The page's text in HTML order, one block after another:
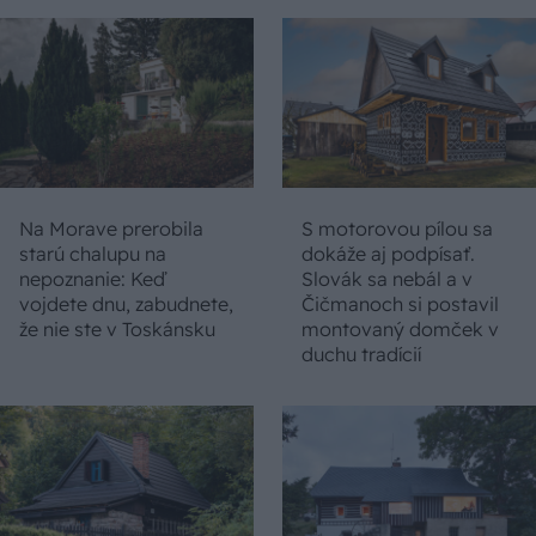
Na Morave prerobila
starú chalupu na
nepoznanie: Keď
vojdete dnu, zabudnete,
že nie ste v Toskánsku
S motorovou pílou sa
dokáže aj podpísať.
Slovák sa nebál a v
Čičmanoch si postavil
montovaný domček v
duchu tradícií